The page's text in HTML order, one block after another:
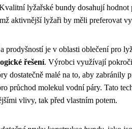
lyžařské bundy dosahují hodnot
aktivnější lyžaři by měli preferovat
prodyšností je v oblasti oblečení pro
řešení. Výrobci využívají
dostatečně malé na to, aby zabránily
průchod molekul vodní páry. Tato
vlivy, tak před vlastním potem.